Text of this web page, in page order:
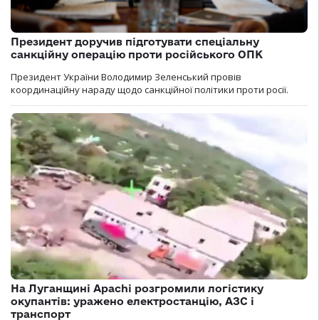
Президент доручив підготувати спеціальну
санкційну операцію проти російського ОПК
Президент України Володимир Зеленський провів
координаційну нараду щодо санкційної політики проти росії.
На Луганщині Apachi розгромили логістику
окупантів: уражено електростанцію, АЗС і
транспорт